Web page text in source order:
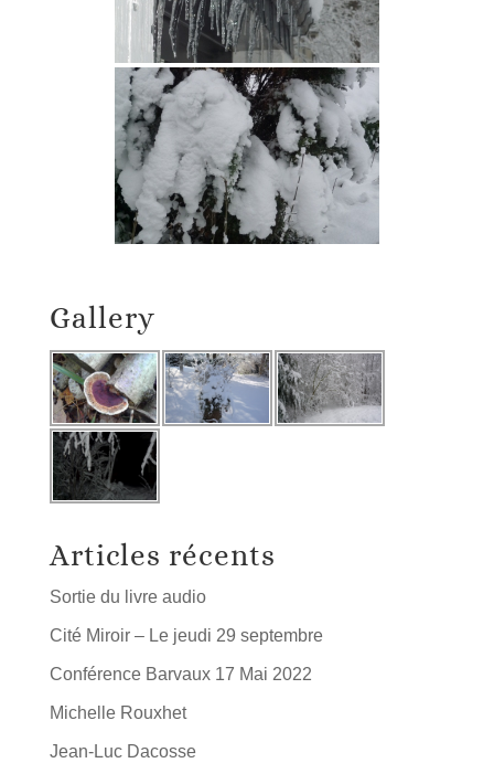
Gallery
Articles récents
Sortie du livre audio
Cité Miroir – Le jeudi 29 septembre
Conférence Barvaux 17 Mai 2022
Michelle Rouxhet
Jean-Luc Dacosse